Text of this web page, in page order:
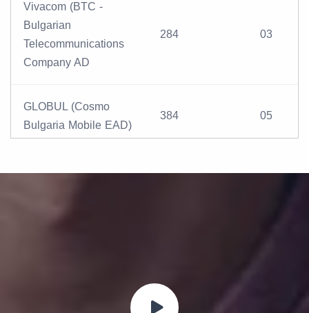
Vivacom (BTC -
Bulgarian
Telecommunications
Company AD
284 03
GLOBUL (Cosmo
Bulgaria Mobile EAD)
384 05